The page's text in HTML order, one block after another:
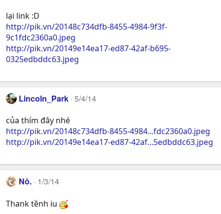
lại link :D
http://pik.vn/20148c734dfb-8455-4984-9f3f-
9c1fdc2360a0.jpeg
http://pik.vn/20149e14ea17-ed87-42af-b695-
0325edbddc63.jpeg
Lincoln_Park 5/4/14
của thím đây nhé
http://pik.vn/20148c734dfb-8455-4984...fdc2360a0.jpeg
http://pik.vn/20149e14ea17-ed87-42af...5edbddc63.jpeg
Nô. 1/3/14
Thank tềnh iu